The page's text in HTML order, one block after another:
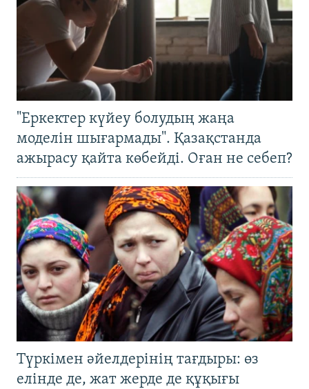
"Еркектер күйеу болудың жаңа
моделін шығармады". Қазақстанда
ажырасу қайта көбейді. Оған не себеп?
Түркімен әйелдерінің тағдыры: өз
елінде де, жат жерде де құқығы